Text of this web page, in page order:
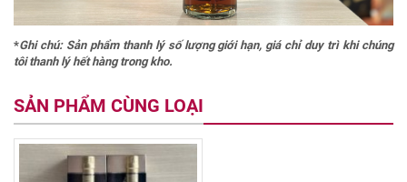
*Ghi chú: Sản phẩm thanh lý số lượng giới hạn, giá chỉ duy trì khi chúng
tôi thanh lý hết hàng trong kho.
SẢN PHẨM CÙNG LOẠI